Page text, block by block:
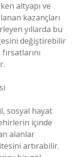
altyapı ve
kazançları
yıllarda bu
değiştirebilir
sosyal hayat
içinde
alanlar
artırabilir.